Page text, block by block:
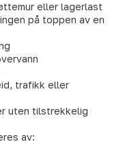
eller lagerlast
på toppen av en
trafikk eller
uten tilstrekkelig
av: